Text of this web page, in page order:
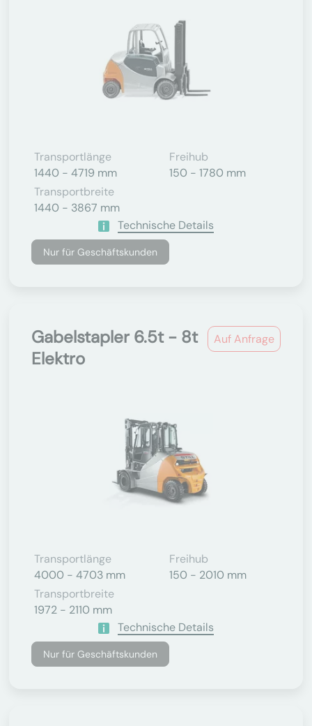
Transportlänge
1440 - 4719 mm
Freihub
150 - 1780 mm
Transportbreite
1440 - 3867 mm
Technische Details
Nur für Geschäftskunden
Auf Anfrage
Gabelstapler 6.5t - 8t
Elektro
Transportlänge
4000 - 4703 mm
Freihub
150 - 2010 mm
Transportbreite
1972 - 2110 mm
Technische Details
Nur für Geschäftskunden